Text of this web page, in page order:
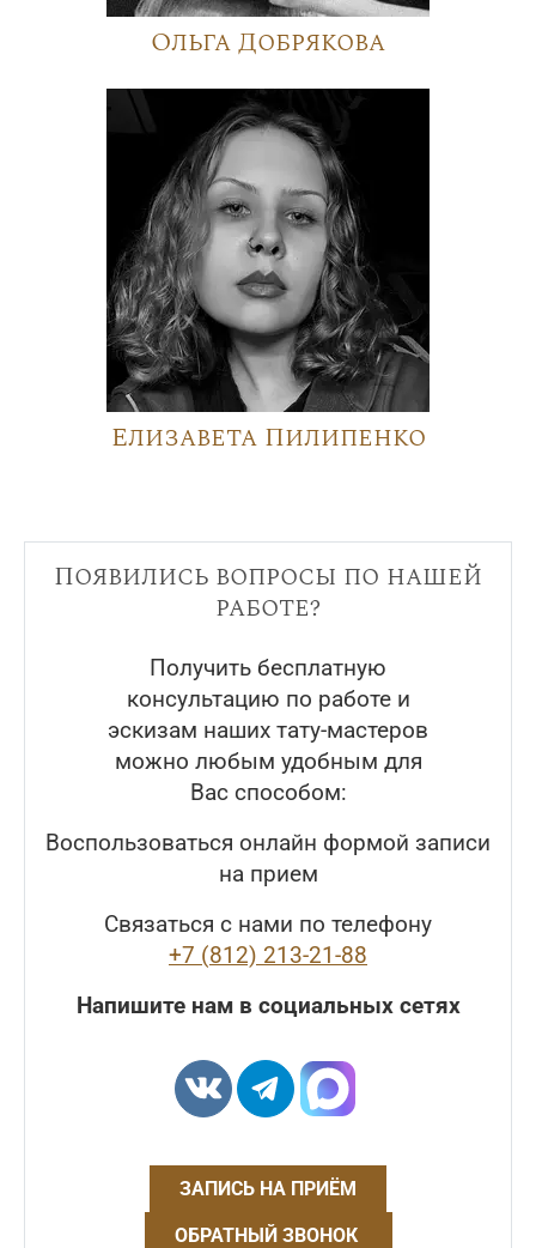
Ольга Добрякова
Елизавета Пилипенко
Появились вопросы по нашей
работе?
Получить бесплатную
консультацию по работе и
эскизам наших тату-мастеров
можно любым удобным для
Вас способом:
Воспользоваться онлайн формой записи
на прием
Связаться с нами по телефону
+7 (812) 213-21-88
Напишите нам в социальных сетях
ЗАПИСЬ НА ПРИЁМ
ОБРАТНЫЙ ЗВОНОК